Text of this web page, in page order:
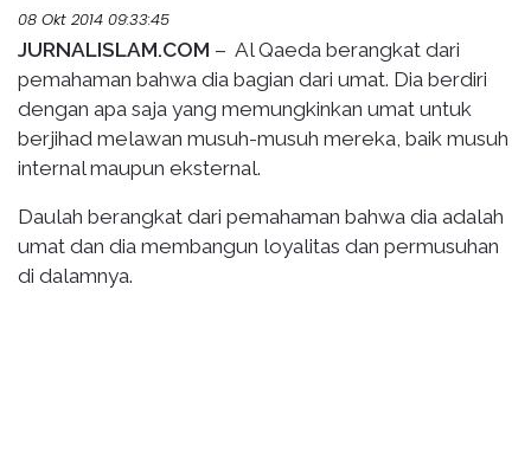
08 Okt 2014 09:33:45
JURNALISLAM.COM – Al Qaeda berangkat dari
pemahaman bahwa dia bagian dari umat. Dia berdiri
dengan apa saja yang memungkinkan umat untuk
berjihad melawan musuh-musuh mereka, baik musuh
internal maupun eksternal.
Daulah berangkat dari pemahaman bahwa dia adalah
umat dan dia membangun loyalitas dan permusuhan
di dalamnya.